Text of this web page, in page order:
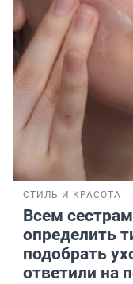
СТИЛЬ И КРАСОТА
Всем
определить
подобрать
ответили на